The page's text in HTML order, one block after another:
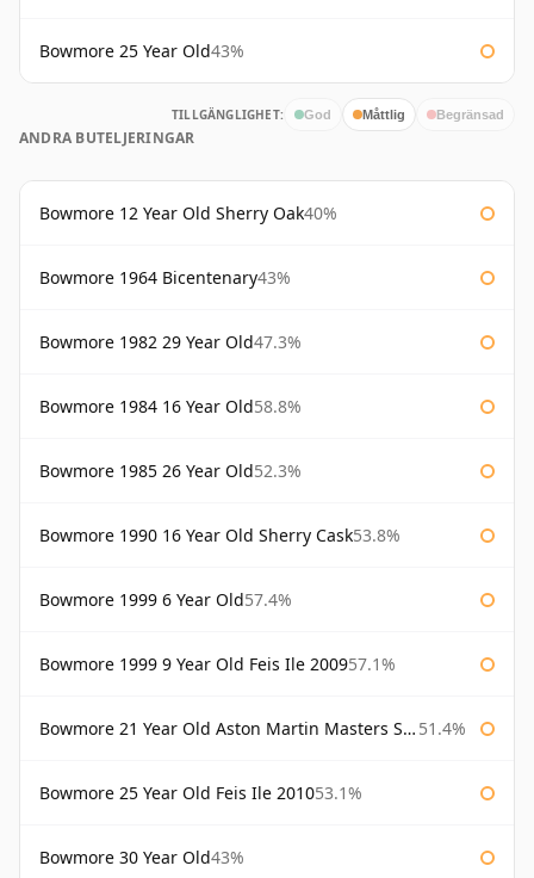
Bowmore 25 Year Old43%
TILLGÄNGLIGHET: God Måttlig Begränsad
ANDRA BUTELJERINGAR
Bowmore 12 Year Old Sherry Oak40%
Bowmore 1964 Bicentenary43%
Bowmore 1982 29 Year Old47.3%
Bowmore 1984 16 Year Old58.8%
Bowmore 1985 26 Year Old52.3%
Bowmore 1990 16 Year Old Sherry Cask53.8%
Bowmore 1999 6 Year Old57.4%
Bowmore 1999 9 Year Old Feis Ile 200957.1%
Bowmore 21 Year Old Aston Martin Masters Selection 2024 51.4%
Bowmore 25 Year Old Feis Ile 201053.1%
Bowmore 30 Year Old43%